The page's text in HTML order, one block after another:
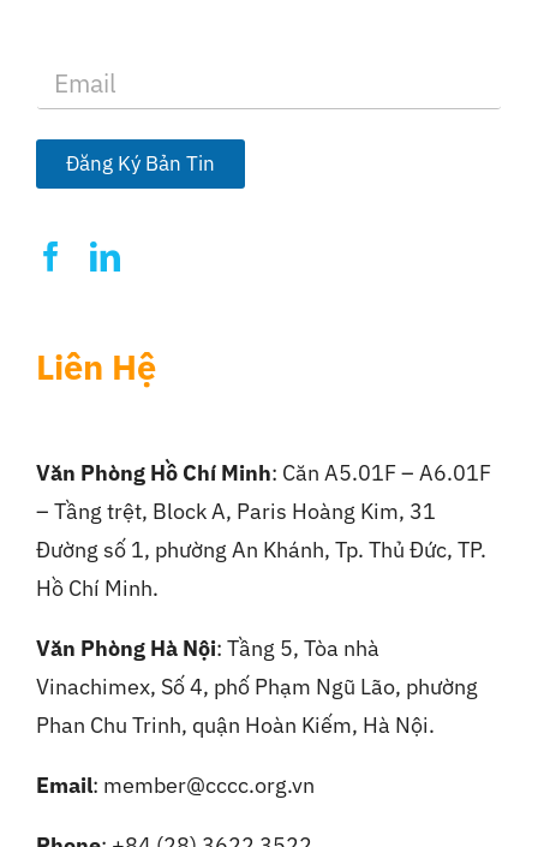
a
i
*
Đăng Ký Bản Tin
Liên Hệ
Văn Phòng Hồ Chí Minh: Căn A5.01F – A6.01F
– Tầng trệt, Block A, Paris Hoàng Kim, 31
Đường số 1, phường An Khánh, Tp. Thủ Đức, TP.
Hồ Chí Minh.
Văn Phòng Hà Nội: Tầng 5, Tòa nhà
Vinachimex, Số 4, phố Phạm Ngũ Lão, phường
Phan Chu Trinh, quận Hoàn Kiếm, Hà Nội.
Email: member@cccc.org.vn